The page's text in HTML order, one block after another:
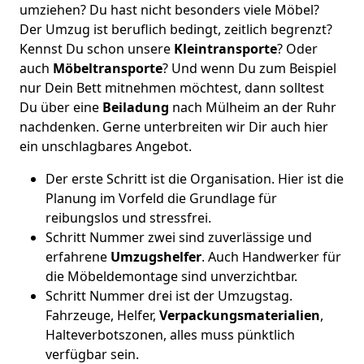
umziehen? Du hast nicht besonders viele Möbel?
Der Umzug ist beruflich bedingt, zeitlich begrenzt?
Kennst Du schon unsere Kleintransporte? Oder
auch Möbeltransporte? Und wenn Du zum Beispiel
nur Dein Bett mitnehmen möchtest, dann solltest
Du über eine Beiladung nach Mülheim an der Ruhr
nachdenken. Gerne unterbreiten wir Dir auch hier
ein unschlagbares Angebot.
Der erste Schritt ist die Organisation. Hier ist die
Planung im Vorfeld die Grundlage für
reibungslos und stressfrei.
Schritt Nummer zwei sind zuverlässige und
erfahrene Umzugshelfer. Auch Handwerker für
die Möbeldemontage sind unverzichtbar.
Schritt Nummer drei ist der Umzugstag.
Fahrzeuge, Helfer, Verpackungsmaterialien,
Halteverbotszonen, alles muss pünktlich
verfügbar sein.